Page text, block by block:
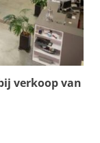
verkoop van